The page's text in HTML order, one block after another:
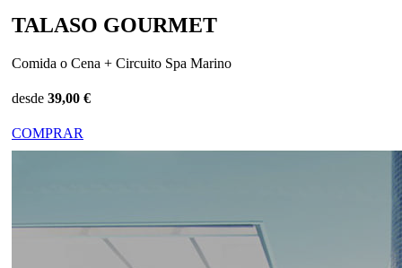
TALASO GOURMET
Comida o Cena + Circuito Spa Marino
desde 39,00 €
COMPRAR